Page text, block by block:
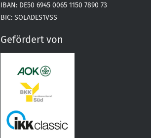
IBAN: DE50 6945 0065 1150 7890 73
BIC: SOLADES1VSS
Gefördert von